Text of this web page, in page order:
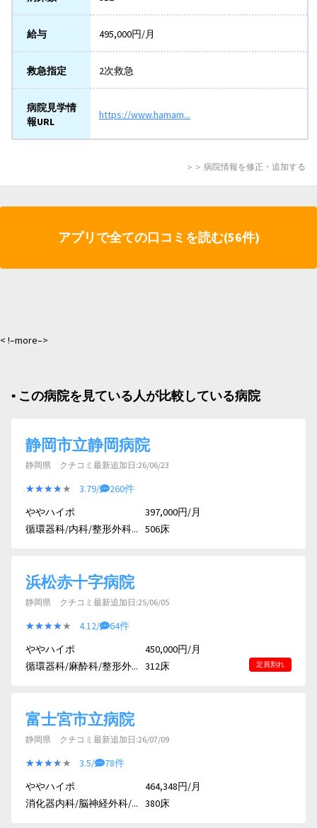
給与 495,000円/月
救急指定 2次救急
病院見学情
報URL
https://www.hamam...
＞＞ 病院情報を修正・追加する
アプリで全ての口コミを読む(56件)
< !–more–>
▪︎ この病院を見ている人が比較している病院
静岡市立静岡病院
静岡県 クチコミ最新追加日:26/06/23
★★★★★
★★★★★ 3.79/
260件
ややハイポ
循環器科/内科/整形外科...
397,000円/月
506床
浜松赤十字病院
静岡県 クチコミ最新追加日:25/06/05
★★★★★
★★★★★ 4.12/
64件
ややハイポ
循環器科/麻酔科/整形外...
450,000円/月
312床
定員割れ
富士宮市立病院
静岡県 クチコミ最新追加日:26/07/09
★★★★★
★★★★★ 3.5/
78件
ややハイポ
消化器内科/脳神経外科/...
464,348円/月
380床